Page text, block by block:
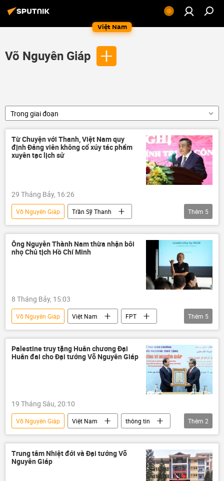
Việt Nam
Võ Nguyên Giáp
Trong giai đoạn
Từ Chuyện với Thanh, Việt Nam quy
định Đảng viên không cổ xúy tác phẩm
xuyên tạc lịch sử
29 Tháng Bảy, 16:26
Võ Nguyên Giáp
Trần Sỹ Thanh
Việt Nam
Hồ Chí Minh
Đảng Cộng sản Việt Nam
Hà Nội
Xã hội
Internet
Thêm 5
Ông Nguyễn Thành Nam thừa nhận bôi
nhọ Chủ tịch Hồ Chí Minh
8 Tháng Bảy, 15:03
Võ Nguyên Giáp Việt Nam
FPT
thông tin
khởi tố
Pháp luật
Xã hội
Hồ Chí Minh
Thêm 5
Palestine truy tặng Huân chương Đại
Huân đai cho Đại tướng Võ Nguyên Giáp
19 Tháng Sáu, 20:10
Võ Nguyên Giáp Việt Nam
thông tin
Palestine
Chính trị
Thêm 2
Trung tâm Nhiệt đới và Đại tướng Võ
Nguyên Giáp